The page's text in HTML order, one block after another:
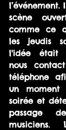
scène
comme ce
les jeudis
l'idée était
nous
téléphone
un
soirée et
passage